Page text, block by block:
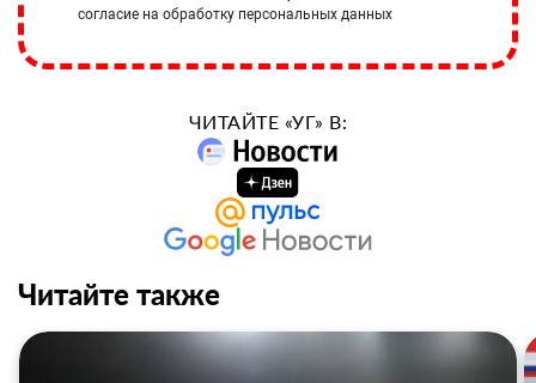
согласие на обработку персональных данных
ЧИТАЙТЕ «УГ» В:
Читайте также